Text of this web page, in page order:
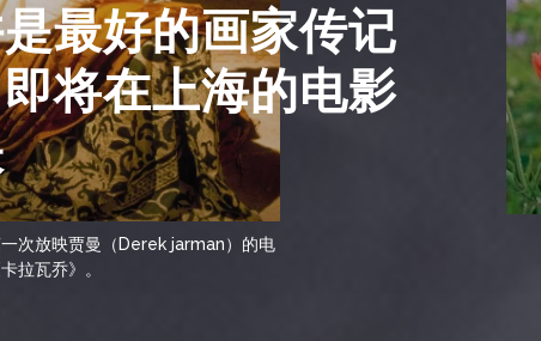
最好的画家传记
将在上海的电影
一次放映贾曼（Derek jarman）的电
拉瓦乔》。